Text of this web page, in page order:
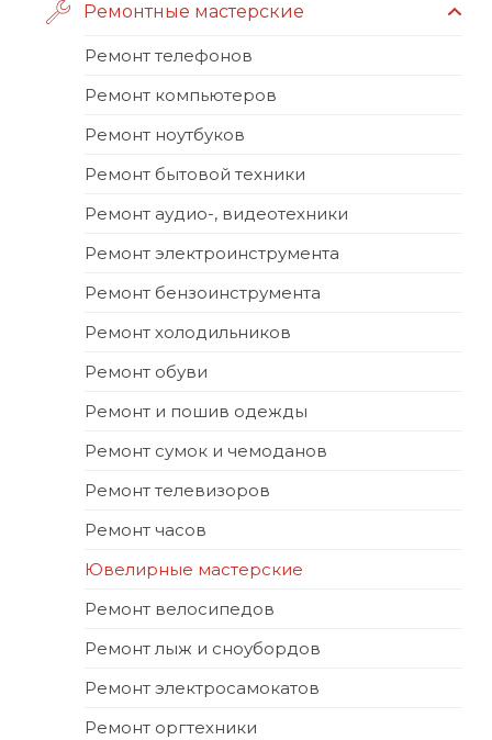
Ремонтные мастерские
Ремонт телефонов
Ремонт компьютеров
Ремонт ноутбуков
Ремонт бытовой техники
Ремонт аудио-, видеотехники
Ремонт электроинструмента
Ремонт бензоинструмента
Ремонт холодильников
Ремонт обуви
Ремонт и пошив одежды
Ремонт сумок и чемоданов
Ремонт телевизоров
Ремонт часов
Ювелирные мастерские
Ремонт велосипедов
Ремонт лыж и сноубордов
Ремонт электросамокатов
Ремонт оргтехники